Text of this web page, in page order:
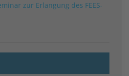
zur Erlangung des FEES-